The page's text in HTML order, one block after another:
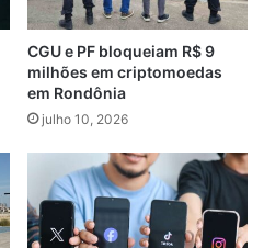
CGU e PF bloqueiam R$ 9
milhões em criptomoedas
em Rondônia
julho 10, 2026